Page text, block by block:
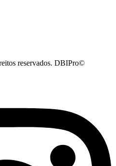
reservados. DBIPro©